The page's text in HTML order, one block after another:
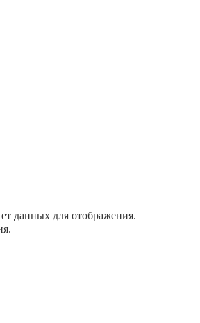
данных для отображения.